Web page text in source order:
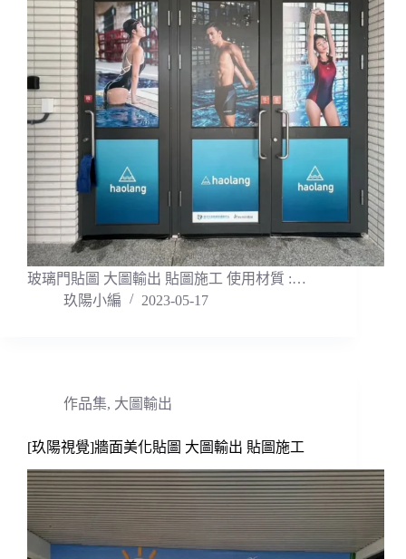
玻璃門貼圖 大圖輸出 貼圖施工 使用材質 :…
玖陽小編
2023-05-17
作品集, 大圖輸出
[玖陽視覺]牆面美化貼圖 大圖輸出 貼圖施工